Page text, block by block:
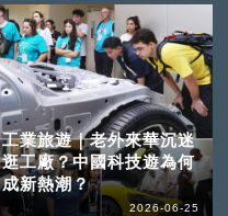
工業旅遊｜老外來華沉迷
逛工廠？中國科技遊為何
成新熱潮？
2026-06-25